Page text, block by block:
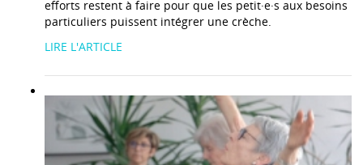
efforts restent à faire pour que les petit·e·s aux besoins
particuliers puissent intégrer une crèche.
LIRE L'ARTICLE